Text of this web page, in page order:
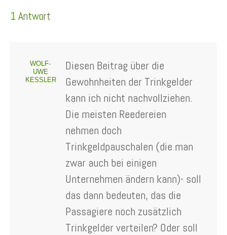
1 Antwort
WOLF-
UWE
KESSLER
Diesen Beitrag über die
Gewohnheiten der Trinkgelder
kann ich nicht nachvollziehen.
Die meisten Reedereien
nehmen doch
Trinkgeldpauschalen (die man
zwar auch bei einigen
Unternehmen ändern kann)- soll
das dann bedeuten, das die
Passagiere noch zusätzlich
Trinkgelder verteilen? Oder soll